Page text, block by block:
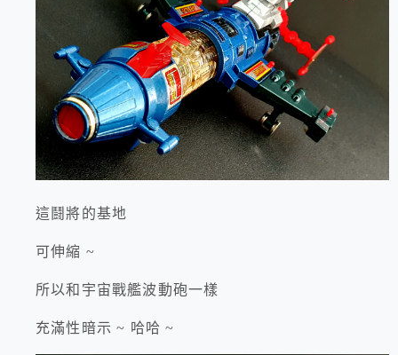
這鬪將的基地
可伸縮 ~
所以和宇宙戰艦波動砲一樣
充滿性暗示 ~ 哈哈 ~